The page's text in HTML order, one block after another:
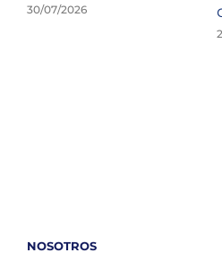
30/07/2026
NOSOTROS